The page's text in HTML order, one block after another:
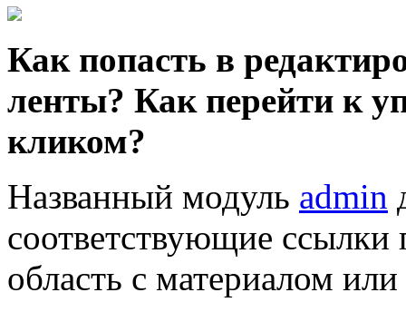
Как попасть в
ленты? Как перейти к
кликом?
Названный модуль admin
соответствующие ссылки
область с материалом